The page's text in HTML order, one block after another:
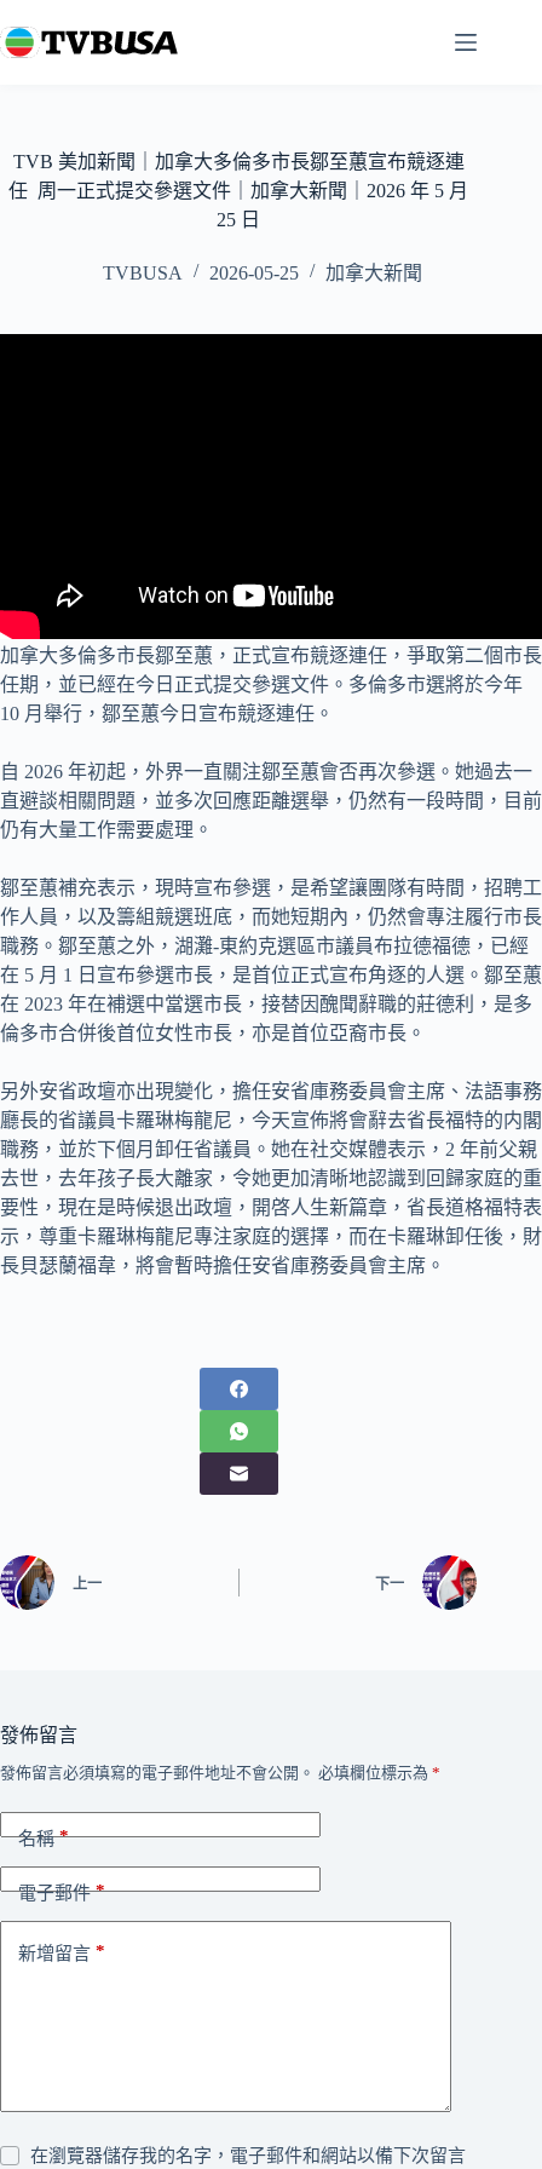
至
容TVB 美加新聞｜加拿大多倫多市長鄒至蕙宣布競逐連
任 周一正式提交參選文件｜加拿大新聞｜2026 年 5 月
25 日
TVBUSA 2026-05-25 加拿大新聞
加拿大多倫多市長鄒至蕙，正式宣布競逐連任，爭取第二個市長
任期，並已經在今日正式提交參選文件。多倫多市選將於今年
10 月舉行，鄒至蕙今日宣布競逐連任。
自 2026 年初起，外界一直關注鄒至蕙會否再次參選。她過去一
直避談相關問題，並多次回應距離選舉，仍然有一段時間，目前
仍有大量工作需要處理。
鄒至蕙補充表示，現時宣布參選，是希望讓團隊有時間，招聘工
作人員，以及籌組競選班底，而她短期內，仍然會專注履行市長
職務。鄒至蕙之外，湖灘-東約克選區市議員布拉德福德，已經
在 5 月 1 日宣布參選市長，是首位正式宣布角逐的人選。鄒至蕙
在 2023 年在補選中當選市長，接替因醜聞辭職的莊德利，是多
倫多市合併後首位女性市長，亦是首位亞裔市長。
另外安省政壇亦出現變化，擔任安省庫務委員會主席、法語事務
廳長的省議員卡羅琳梅龍尼，今天宣佈將會辭去省長福特的内閣
職務，並於下個月卸任省議員。她在社交媒體表示，2 年前父親
去世，去年孩子長大離家，令她更加清晰地認識到回歸家庭的重
要性，現在是時候退出政壇，開啓人生新篇章，省長道格福特表
示，尊重卡羅琳梅龍尼專注家庭的選擇，而在卡羅琳卸任後，財
長貝瑟蘭福韋，將會暫時擔任安省庫務委員會主席。
上一 下一
發佈留言
發佈留言必須填寫的電子郵件地址不會公開。 必填欄位標示為 *
名稱*
電子郵件*
新增留言 *
在瀏覽器儲存我的名字，電子郵件和網站以備下次留言